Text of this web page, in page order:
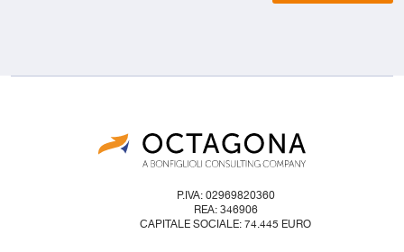
P.IVA: 02969820360
REA: 346906
CAPITALE SOCIALE: 74.445 EURO